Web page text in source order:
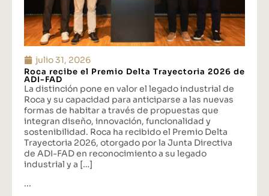
julio 31, 2026
Roca recibe el Premio Delta Trayectoria 2026 de
ADI-FAD
La distinción pone en valor el legado industrial de
Roca y su capacidad para anticiparse a las nuevas
formas de habitar a través de propuestas que
integran diseño, innovación, funcionalidad y
sostenibilidad. Roca ha recibido el Premio Delta
Trayectoria 2026, otorgado por la Junta Directiva
de ADI-FAD en reconocimiento a su legado
industrial y a […]
...